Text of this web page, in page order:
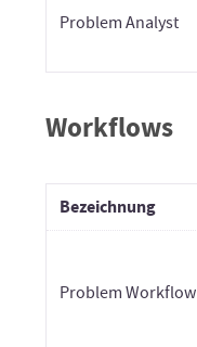
Problem Analyst
Workflows
Bezeichnung
Problem Workflow